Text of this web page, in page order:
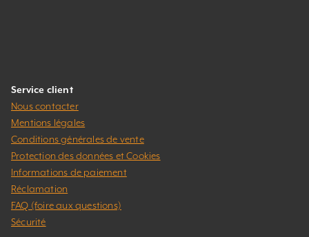
Service client
Nous contacter
Mentions légales
Conditions générales de vente
Protection des données et Cookies
Informations de paiement
Réclamation
FAQ (foire aux questions)
Sécurité